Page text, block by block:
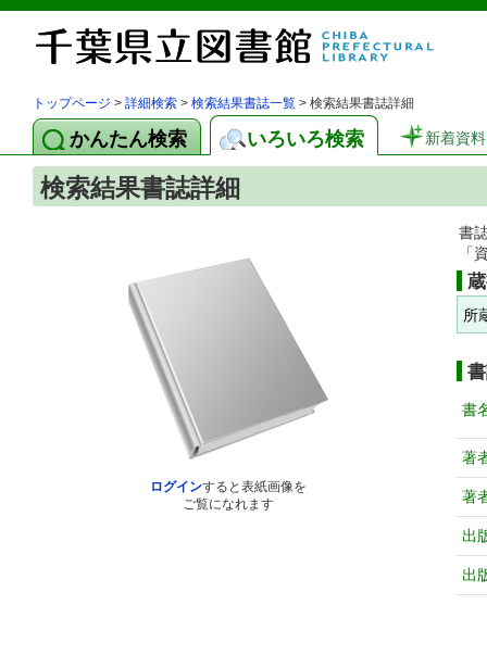
トップページ > 詳細検索 > 検索結果書誌一覧 > 検索結果書誌詳細
かんたん検索 いろいろ検索 新着資料
検索結果書誌詳細
ログインすると表紙画像を
ご覧になれます
書
「
所
書
著
著
出
出